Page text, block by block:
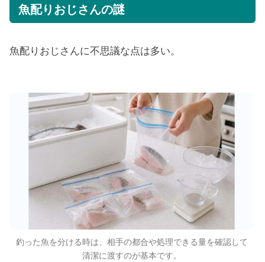
魚配りおじさんの謎
魚配りおじさんに不思議な点は多い。
釣った魚を分ける時は、相手の都合や処理できる量を確認して
清潔に渡すのが基本です。